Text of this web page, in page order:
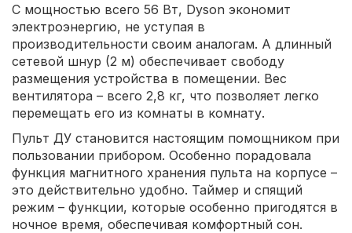
С мощностью всего 56 Вт, Dyson экономит
электроэнергию, не уступая в
производительности своим аналогам. А длинный
сетевой шнур (2 м) обеспечивает свободу
размещения устройства в помещении. Вес
вентилятора – всего 2,8 кг, что позволяет легко
перемещать его из комнаты в комнату.
Пульт ДУ становится настоящим помощником при
пользовании прибором. Особенно порадовала
функция магнитного хранения пульта на корпусе –
это действительно удобно. Таймер и спящий
режим – функции, которые особенно пригодятся в
ночное время, обеспечивая комфортный сон.